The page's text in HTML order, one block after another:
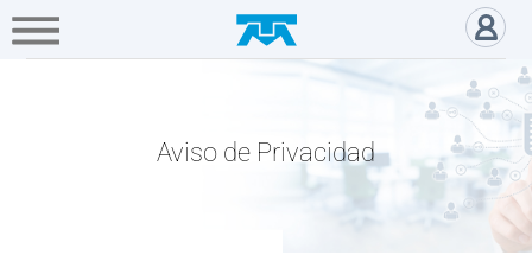
Hogar Empresa Gamers
A+
Aviso de privacidad - Acerca
Aviso de Privacidad